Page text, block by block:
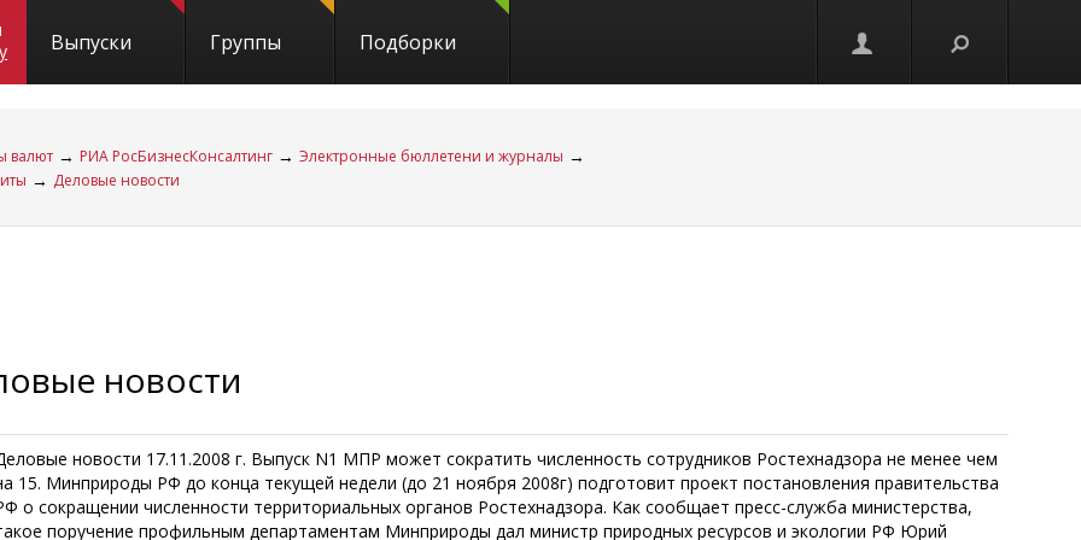
Выпуски Группы Подборки
валют → РИА РосБизнесКонсалтинг → Электронные бюллетени и журналы →
→ Деловые новости
новости
новости 17.11.2008 г. Выпуск N1 МПР может сократить численность сотрудников Ростехнадзора не менее чем
15. Минприроды РФ до конца текущей недели (до 21 ноября 2008г) подготовит проект постановления правительства
о сокращении численности территориальных органов Ростехнадзора. Как сообщает пресс-служба министерства,
поручение профильным департаментам Минприроды дал министр природных ресурсов и экологии РФ Юрий